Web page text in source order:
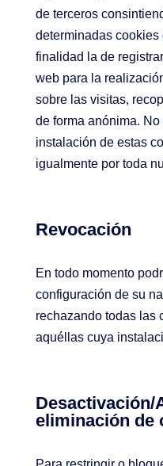
de terceros
determinadas
finalidad la de
web para la
sobre las visitas,
de forma anónima.
instalación de estas
igualmente por toda
Revocación
En todo momento
configuración de su
rechazando todas las
aquéllas cuya
Desactivación/
eliminación de